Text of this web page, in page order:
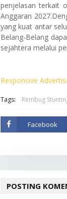
penjelasan terkait
Anggaran
yang kuat antar
Belang-Belang
sejahtera melalui
Responsive
Tags: Rembug
Facebook
POSTING